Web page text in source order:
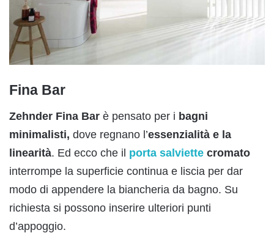
Fina Bar
Zehnder Fina Bar è pensato per i bagni
minimalisti, dove regnano l’essenzialità e la
linearità. Ed ecco che il porta salviette cromato
interrompe la superficie continua e liscia per dar
modo di appendere la biancheria da bagno. Su
richiesta si possono inserire ulteriori punti
d’appoggio.